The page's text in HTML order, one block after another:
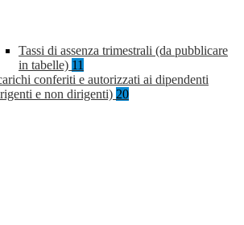
Tassi di assenza trimestrali (da pubblicare
in tabelle) 11
conferiti e autorizzati ai dipendenti
e non dirigenti) 20